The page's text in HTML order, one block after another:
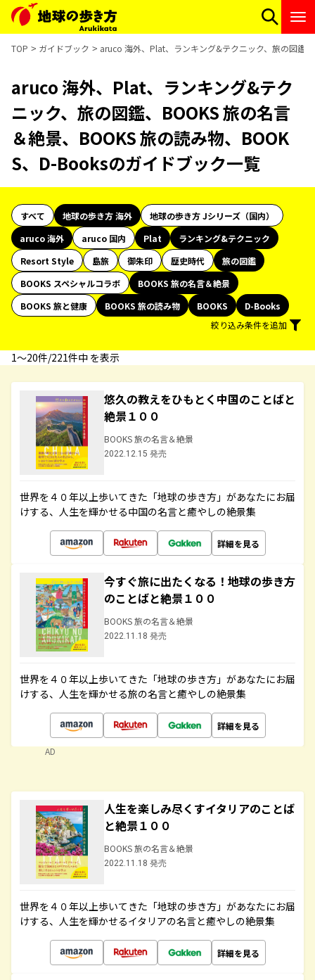
TOP ガイドブック aruco 海外、Plat、ランキング&テクニック、旅の図鑑
aruco 海外、Plat、ランキング&テク
ニック、旅の図鑑、BOOKS 旅の名言
＆絶景、BOOKS 旅の読み物、BOOK
S、D-Booksのガイドブック一覧
すべて 地球の歩き方 海外
地球の歩き方 Jシリーズ（国内）
aruco 海外
aruco 国内 Plat
ランキング&テクニック
Resort Style
島旅 御朱印 歴史時代
旅の図鑑
BOOKS スペシャルコラボ
BOOKS 旅の名言＆絶景
BOOKS 旅と健康
BOOKS 旅の読み物 BOOKS
D-Books
絞り込み条件を追加
1〜20件/221件中 を表示
悠久の教えをひもとく中国のことばと
絶景１００
BOOKS 旅の名言＆絶景
2022.12.15 発売
世界を４０年以上歩いてきた「地球の歩き方」があなたにお届
けする、人生を輝かせる中国の名言と癒やしの絶景集
詳細を見る
今すぐ旅に出たくなる！地球の歩き方
のことばと絶景１００
BOOKS 旅の名言＆絶景
2022.11.18 発売
世界を４０年以上歩いてきた「地球の歩き方」があなたにお届
けする、人生を輝かせる旅の名言と癒やしの絶景集
詳細を見る
AD
人生を楽しみ尽くすイタリアのことば
と絶景１００
BOOKS 旅の名言＆絶景
2022.11.18 発売
世界を４０年以上歩いてきた「地球の歩き方」があなたにお届
けする、人生を輝かせるイタリアの名言と癒やしの絶景集
詳細を見る